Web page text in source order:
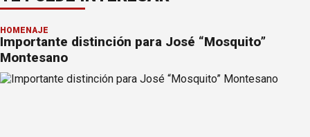
HOMENAJE
Importante distinción para José “Mosquito”
Montesano